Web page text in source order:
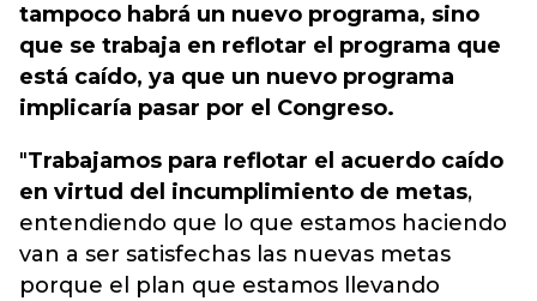
tampoco habrá un nuevo programa, sino
que se trabaja en reflotar el programa que
está caído, ya que un nuevo programa
implicaría pasar por el Congreso.
"Trabajamos para reflotar el acuerdo caído
en virtud del incumplimiento de metas,
entendiendo que lo que estamos haciendo
van a ser satisfechas las nuevas metas
porque el plan que estamos llevando